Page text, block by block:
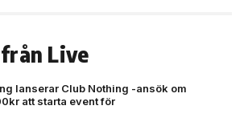
Live
lanserar Club Nothing -ansök om
att starta event för